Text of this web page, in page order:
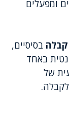
ומפעלים
קבלה בסיסיים,
באחד
של